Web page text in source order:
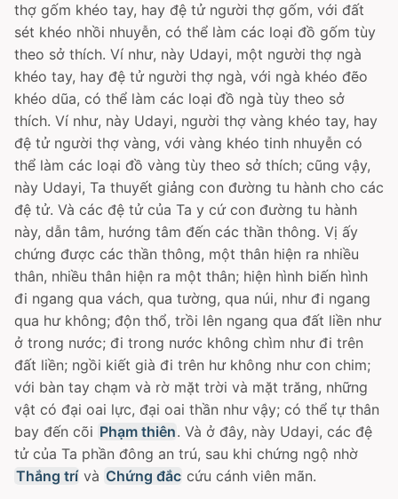
thợ gốm khéo tay, hay đệ tử người thợ gốm, với đất
sét khéo nhồi nhuyễn, có thể làm các loại đồ gốm tùy
theo sở thích. Ví như, này Udayi, một người thợ ngà
khéo tay, hay đệ tử người thợ ngà, với ngà khéo đẽo
khéo dũa, có thể làm các loại đồ ngà tùy theo sở
thích. Ví như, này Udayi, người thợ vàng khéo tay, hay
đệ tử người thợ vàng, với vàng khéo tinh nhuyễn có
thể làm các loại đồ vàng tùy theo sở thích; cũng vậy,
này Udayi, Ta thuyết giảng con đường tu hành cho các
đệ tử. Và các đệ tử của Ta y cứ con đường tu hành
này, dẫn tâm, hướng tâm đến các thần thông. Vị ấy
chứng được các thần thông, một thân hiện ra nhiều
thân, nhiều thân hiện ra một thân; hiện hình biến hình
đi ngang qua vách, qua tường, qua núi, như đi ngang
qua hư không; độn thổ, trồi lên ngang qua đất liền như
ở trong nước; đi trong nước không chìm như đi trên
đất liền; ngồi kiết già đi trên hư không như con chim;
với bàn tay chạm và rờ mặt trời và mặt trăng, những
vật có đại oai lực, đại oai thần như vậy; có thể tự thân
bay đến cõi Phạm thiên. Và ở đây, này Udayi, các đệ
tử của Ta phần đông an trú, sau khi chứng ngộ nhờ
Thắng trí và Chứng đắc cứu cánh viên mãn.